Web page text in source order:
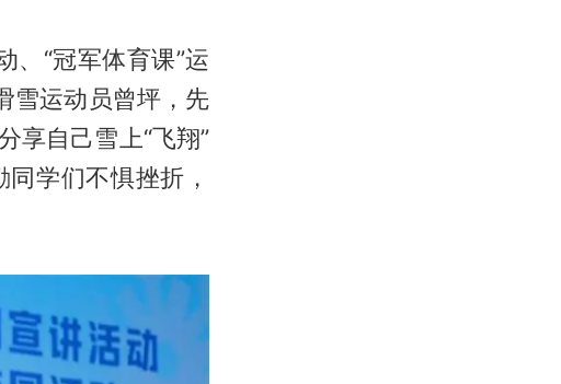
、“冠军体育课”运
雪运动员曾坪，先
享自己雪上“飞翔”
学们不惧挫折，